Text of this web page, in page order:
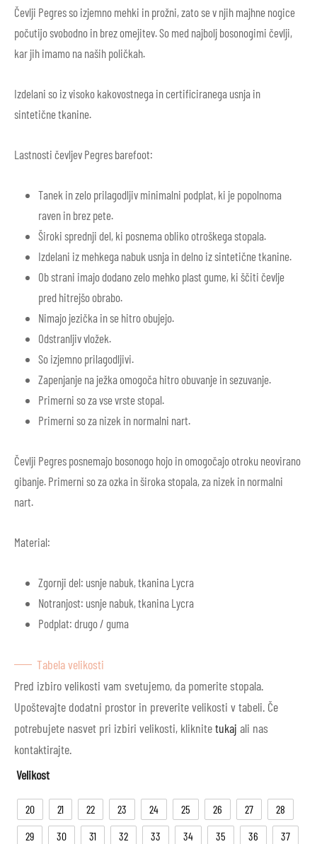
Čevlji Pegres so izjemno mehki in prožni, zato se v njih majhne nogice
počutijo svobodno in brez omejitev. So med najbolj bosonogimi čevlji,
kar jih imamo na naših poličkah.
Izdelani so iz visoko kakovostnega in certificiranega usnja in
sintetične tkanine.
Lastnosti čevljev Pegres barefoot:
Tanek in zelo prilagodljiv minimalni podplat, ki je popolnoma
raven in brez pete.
Široki sprednji del, ki posnema obliko otroškega stopala.
Izdelani iz mehkega nabuk usnja in delno iz sintetične tkanine.
Ob strani imajo dodano zelo mehko plast gume, ki ščiti čevlje
pred hitrejšo obrabo.
Nimajo jezička in se hitro obujejo.
Odstranljiv vložek.
So izjemno prilagodljivi.
Zapenjanje na ježka omogoča hitro obuvanje in sezuvanje.
Primerni so za vse vrste stopal.
Primerni so za nizek in normalni nart.
Čevlji Pegres posnemajo bosonogo hojo in omogočajo otroku neovirano
gibanje. Primerni so za ozka in široka stopala, za nizek in normalni
nart.
Material:
Zgornji del: usnje nabuk, tkanina Lycra
Notranjost: usnje nabuk, tkanina Lycra
Podplat: drugo / guma
Tabela velikosti
Pred izbiro velikosti vam svetujemo, da pomerite stopala.
Upoštevajte dodatni prostor in preverite velikosti v tabeli. Če
potrebujete nasvet pri izbiri velikosti, kliknitetukaj ali nas
kontaktirajte.
Velikost
20 21 22 23 24 25 26 27
28
29
30 31 32 33 34 35 36 37